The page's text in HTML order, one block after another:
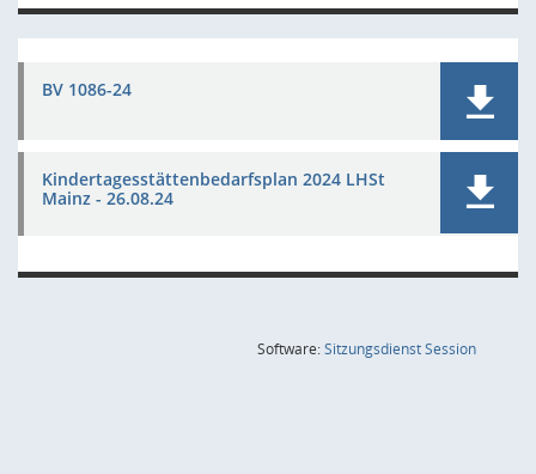
BV 1086-24
Kindertagesstättenbedarfsplan 2024 LHSt
Mainz - 26.08.24
Software:SitzungsdienstSession(Wird in